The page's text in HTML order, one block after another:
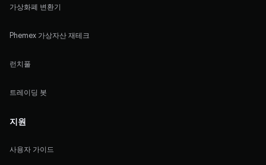
가상화폐 변환기
Phemex 가상자산 재테크
런치풀
트레이딩 봇
지원
사용자 가이드